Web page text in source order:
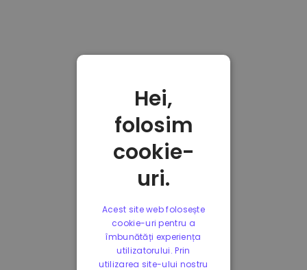
Hei,
folosim
cookie-
uri.
Acest site web folosește
cookie-uri pentru a
îmbunătăți experiența
utilizatorului. Prin
utilizarea site-ului nostru